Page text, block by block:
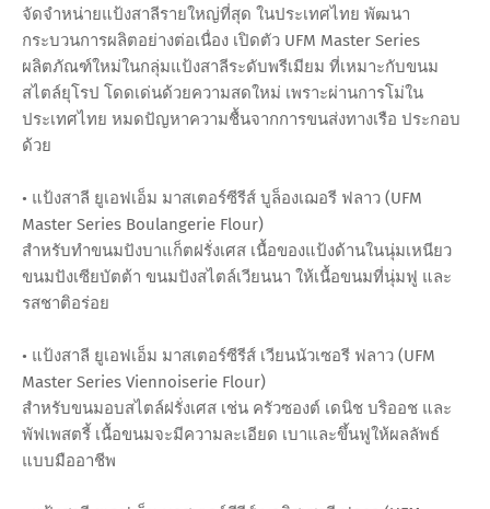
จัดจำหน่ายแป้งสาลีรายใหญ่ที่สุด ในประเทศไทย พัฒนา
กระบวนการผลิตอย่างต่อเนื่อง เปิดตัว UFM Master Series
ผลิตภัณฑ์ใหม่ในกลุ่มแป้งสาลีระดับพรีเมียม ที่เหมาะกับขนม
สไตล์ยุโรป โดดเด่นด้วยความสดใหม่ เพราะผ่านการโม่ใน
ประเทศไทย หมดปัญหาความชื้นจากการขนส่งทางเรือ ประกอบ
ด้วย
• แป้งสาลี ยูเอฟเอ็ม มาสเตอร์ซีรีส์ บูล็องเฌอรี ฟลาว (UFM
Master Series Boulangerie Flour)
สำหรับทำขนมปังบาแก็ตฝรั่งเศส เนื้อของแป้งด้านในนุ่มเหนียว
ขนมปังเซียบัตต้า ขนมปังสไตล์เวียนนา ให้เนื้อขนมที่นุ่มฟู และ
รสชาติอร่อย
• แป้งสาลี ยูเอฟเอ็ม มาสเตอร์ซีรีส์ เวียนนัวเซอรี ฟลาว (UFM
Master Series Viennoiserie Flour)
สำหรับขนมอบสไตล์ฝรั่งเศส เช่น ครัวซองต์ เดนิช บริออช และ
พัฟเพสตรี้ เนื้อขนมจะมีความละเอียด เบาและขึ้นฟูให้ผลลัพธ์
แบบมืออาชีพ